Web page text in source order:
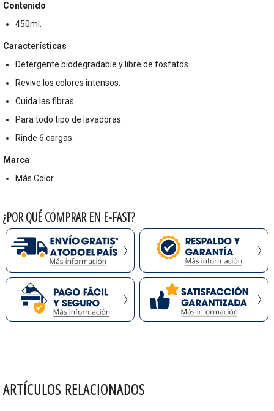
Contenido
450ml.
Características
Detergente biodegradable y libre de fosfatos.
Revive los colores intensos.
Cuida las fibras.
Para todo tipo de lavadoras.
Rinde 6 cargas.
Marca
Más Color.
¿POR QUÉ COMPRAR EN E-FAST?
ARTÍCULOS RELACIONADOS